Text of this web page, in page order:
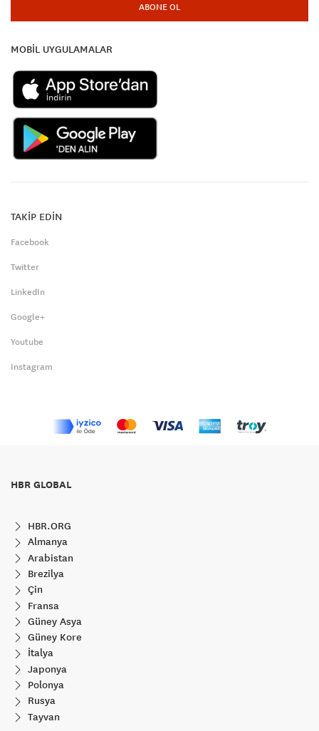
ABONE OL
MOBİL UYGULAMALAR
TAKİP EDİN
Facebook
Twitter
LinkedIn
Google+
Youtube
Instagram
HBR GLOBAL
HBR.ORG
Almanya
Arabistan
Brezilya
Çin
Fransa
Güney Asya
Güney Kore
İtalya
Japonya
Polonya
Rusya
Tayvan